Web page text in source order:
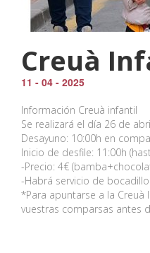
Creuà
11 - 04 - 2025
Información Creuà infantil
Se realizará el día 26 de
Desayuno: 10:00h en
Inicio de desfile: 11:00h
-Precio: 4€
-Habrá servicio de
*Para apuntarse a la
vuestras comparsas antes